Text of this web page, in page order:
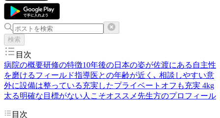
検索
目次
病院の概要研修の特徴10年後の日本の姿が佐渡にある 自主性
を磨けるフィールド指導医との年齢が近く､ 相談しやすい意
外に設備は整っている充実したプライベート オフも充実 4kg
太る明確な目標がない人こそオススメ 先生方のプロフィール
目次